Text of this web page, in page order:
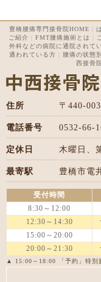
豊橋腰痛専門接骨院HOME
ご紹介
FMT腰痛施術とは
外科などの病院に通院されて
通われている方
腰痛の状態別
西接骨
住所 〒440-
電話番号 0532-66-
定休日 木曜日、
最寄駅 豊橋市電
受付時間
8:30～12:00
12:30～14:30
15:00～20:00
20:00～21:30
▲ 15:00～18:00 「予約」特別